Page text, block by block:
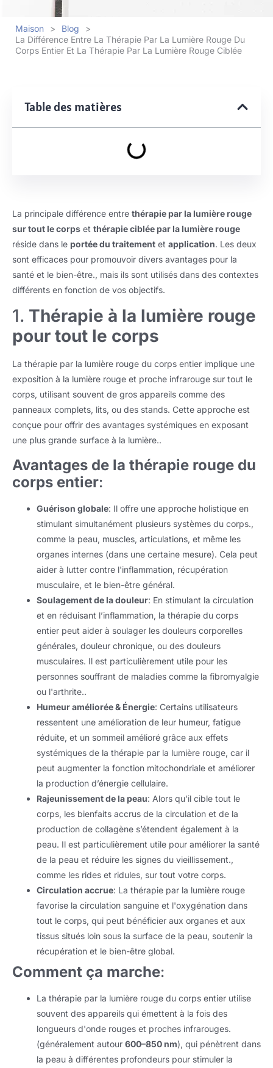
Maison > Blog
>
La Différence Entre La Thérapie Par La Lumière Rouge Du
Corps Entier Et La Thérapie Par La Lumière Rouge Ciblée
Table des matières
La principale différence entre thérapie par la lumière rouge
sur tout le corps et thérapie ciblée par la lumière rouge
réside dans le portée du traitement et application. Les deux
sont efficaces pour promouvoir divers avantages pour la
santé et le bien-être., mais ils sont utilisés dans des contextes
différents en fonction de vos objectifs.
1. Thérapie à la lumière rouge
pour tout le corps
La thérapie par la lumière rouge du corps entier implique une
exposition à la lumière rouge et proche infrarouge sur tout le
corps, utilisant souvent de gros appareils comme des
panneaux complets, lits, ou des stands. Cette approche est
conçue pour offrir des avantages systémiques en exposant
une plus grande surface à la lumière..
Avantages de la thérapie rouge du
corps entier:
Guérison globale: Il offre une approche holistique en
stimulant simultanément plusieurs systèmes du corps.,
comme la peau, muscles, articulations, et même les
organes internes (dans une certaine mesure). Cela peut
aider à lutter contre l'inflammation, récupération
musculaire, et le bien-être général.
Soulagement de la douleur: En stimulant la circulation
et en réduisant l’inflammation, la thérapie du corps
entier peut aider à soulager les douleurs corporelles
générales, douleur chronique, ou des douleurs
musculaires. Il est particulièrement utile pour les
personnes souffrant de maladies comme la fibromyalgie
ou l'arthrite..
Humeur améliorée & Énergie: Certains utilisateurs
ressentent une amélioration de leur humeur, fatigue
réduite, et un sommeil amélioré grâce aux effets
systémiques de la thérapie par la lumière rouge, car il
peut augmenter la fonction mitochondriale et améliorer
la production d’énergie cellulaire.
Rajeunissement de la peau: Alors qu'il cible tout le
corps, les bienfaits accrus de la circulation et de la
production de collagène s’étendent également à la
peau. Il est particulièrement utile pour améliorer la santé
de la peau et réduire les signes du vieillissement.,
comme les rides et ridules, sur tout votre corps.
Circulation accrue: La thérapie par la lumière rouge
favorise la circulation sanguine et l'oxygénation dans
tout le corps, qui peut bénéficier aux organes et aux
tissus situés loin sous la surface de la peau, soutenir la
récupération et le bien-être global.
Comment ça marche:
La thérapie par la lumière rouge du corps entier utilise
souvent des appareils qui émettent à la fois des
longueurs d'onde rouges et proches infrarouges.
(généralement autour 600–850 nm), qui pénètrent dans
la peau à différentes profondeurs pour stimuler la